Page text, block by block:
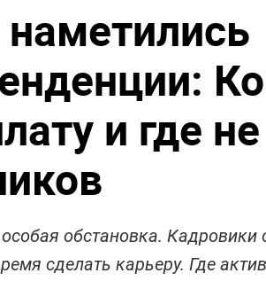
и где не
обстановка. Кадровики
сделать карьеру. Где